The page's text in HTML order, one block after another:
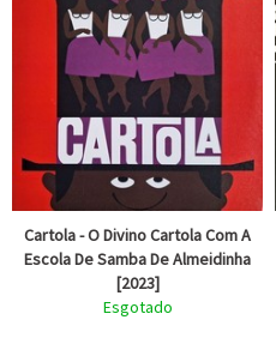
Cartola - O Divino Cartola Com A
Escola De Samba De Almeidinha
[2023]
Esgotado